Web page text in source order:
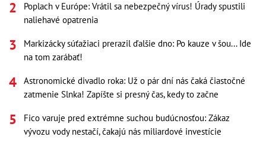
Poplach v Európe: Vrátil sa nebezpečný vírus! Úrady spustili
naliehavé opatrenia
Markizácky súťažiaci prerazil ďalšie dno: Po kauze v šou... Ide
na tom zarábať!
Astronomické divadlo roka: Už o pár dní nás čaká čiastočné
zatmenie Slnka! Zapíšte si presný čas, kedy to začne
Fico varuje pred extrémne suchou budúcnosťou: Zákaz
vývozu vody nestačí, čakajú nás miliardové investície